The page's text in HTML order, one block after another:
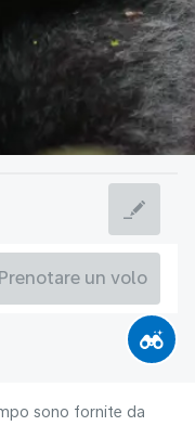
Prenotare un volo
sono fornite da